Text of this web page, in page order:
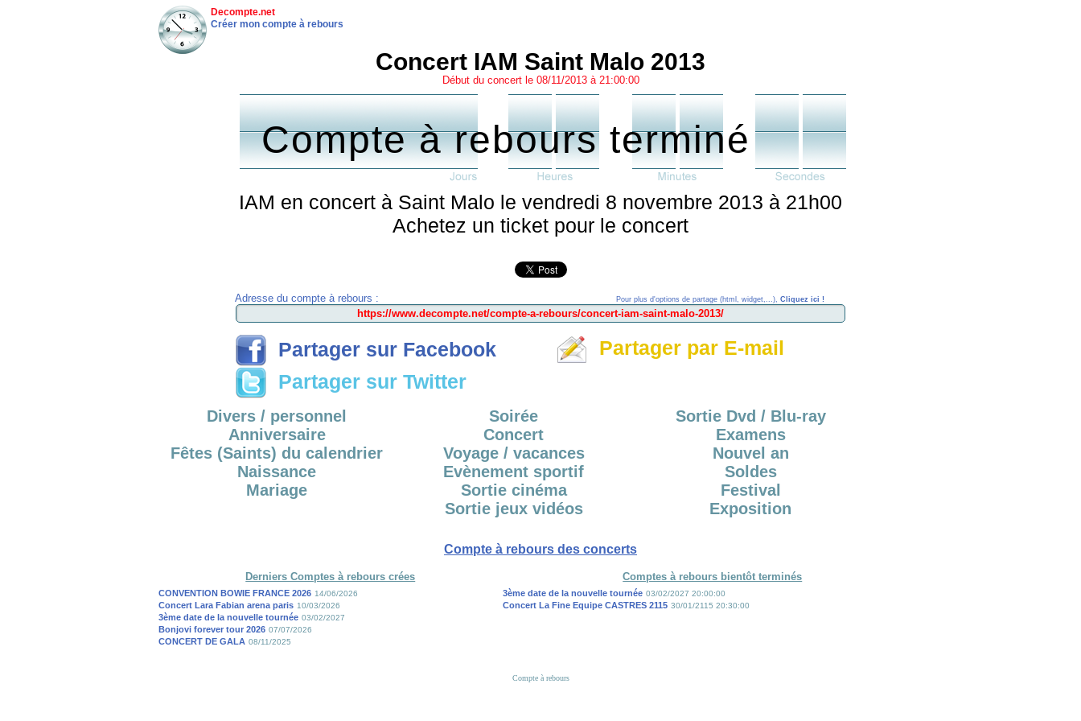
Decompte.net
Créer mon compte à rebours
Concert IAM Saint Malo 2013
Début du concert le 08/11/2013 à 21:00:00
Compte à rebours terminé
IAM en concert à Saint Malo le vendredi 8 novembre 2013 à 21h00
Achetez un ticket pour le concert
Adresse du compte à rebours : Pour plus d'options de partage (html, widget,...), Cliquez ici !
Partager sur Facebook
Partager sur Twitter
Partager par E-mail
Divers / personnel
Anniversaire
Fêtes (Saints) du calendrier
Naissance
Mariage
Soirée
Concert
Voyage / vacances
Evènement sportif
Sortie cinéma
Sortie jeux vidéos
Sortie Dvd / Blu-ray
Examens
Nouvel an
Soldes
Festival
Exposition
Compte à rebours des concerts
Derniers Comptes à rebours crées Comptes à rebours bientôt terminés
CONVENTION BOWIE FRANCE 2026 14/06/2026
Concert Lara Fabian arena paris 10/03/2026
3ème date de la nouvelle tournée 03/02/2027
Bonjovi forever tour 2026 07/07/2026
CONCERT DE GALA 08/11/2025
3ème date de la nouvelle tournée 03/02/2027 20:00:00
Concert La Fine Equipe CASTRES 2115 30/01/2115 20:30:00
Compte à rebours